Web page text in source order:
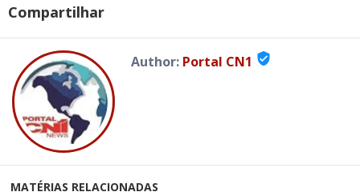
Compartilhar
Author: Portal CN1 verified_user
MATÉRIAS RELACIONADAS